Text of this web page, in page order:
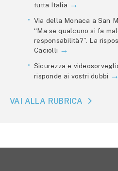
tutta Italia
Via della Monaca a San
“Ma se qualcuno si fa
responsabilità?”. La
Caciolli
Sicurezza e
risponde ai vostri dubbi
VAI ALLA RUBRICA